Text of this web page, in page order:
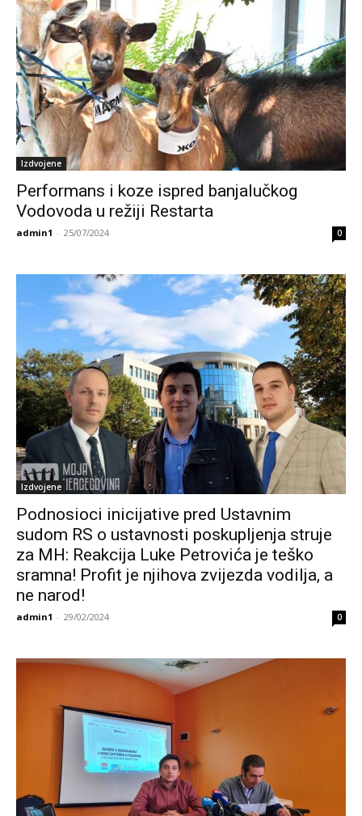
Izdvojene
Performans i koze ispred banjalučkog
Vodovoda u režiji Restarta
admin1 - 25/07/2024 0
Izdvojene
Podnosioci inicijative pred Ustavnim
sudom RS o ustavnosti poskupljenja struje
za MH: Reakcija Luke Petrovića je teško
sramna! Profit je njihova zvijezda vodilja, a
ne narod!
admin1 - 29/02/2024 0